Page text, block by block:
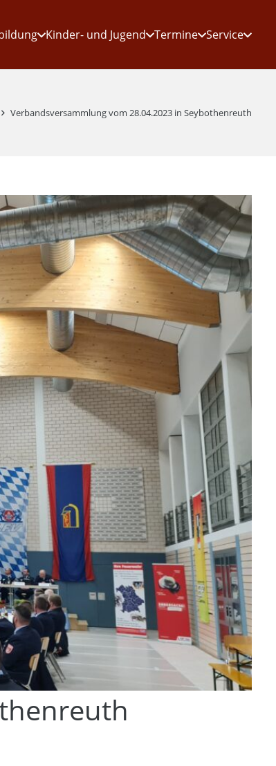
Kinder- und Jugend Termine Service
Verbandsversammlung vom 28.04.2023 in Seybothenreuth